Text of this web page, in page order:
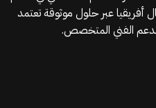
عبر حلول موثوقة تعتمد
الفني المتخصص.